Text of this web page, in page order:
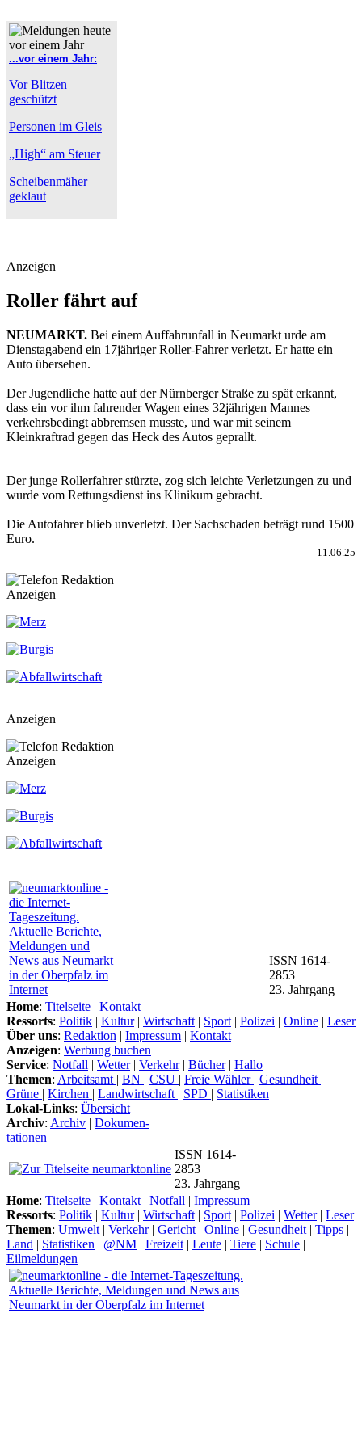
...vor einem Jahr:
Vor Blitzen
geschützt
Personen im Gleis
„High“ am Steuer
Scheibenmäher
geklaut
Anzeigen
Roller fährt auf
NEUMARKT. Bei einem Auffahrunfall in Neumarkt urde am
Dienstagabend ein 17jähriger Roller-Fahrer verletzt. Er hatte ein
Auto übersehen.
Der Jugendliche hatte auf der Nürnberger Straße zu spät erkannt,
dass ein vor ihm fahrender Wagen eines 32jährigen Mannes
verkehrsbedingt abbremsen musste, und war mit seinem
Kleinkraftrad gegen das Heck des Autos geprallt.
Der junge Rollerfahrer stürzte, zog sich leichte Verletzungen zu und
wurde vom Rettungsdienst ins Klinikum gebracht.
Die Autofahrer blieb unverletzt. Der Sachschaden beträgt rund 1500
Euro.
11.06.25
Anzeigen
Anzeigen
Anzeigen
ISSN 1614-
2853
23. Jahrgang
Home: Titelseite | Kontakt
Ressorts: Politik | Kultur| Wirtschaft | Sport | Polizei | Online | Leser
Über uns: Redaktion | Impressum | Kontakt
Anzeigen: Werbung buchen
Service: Notfall | Wetter| Verkehr| Bücher| Hallo
Themen: Arbeitsamt | BN | CSU | Freie Wähler | Gesundheit |
Grüne | Kirchen | Landwirtschaft | SPD | Statistiken
Lokal-Links: Übersicht
Archiv: Archiv | Dokumen-
tationen
ISSN 1614-
2853
23. Jahrgang
Home: Titelseite | Kontakt | Notfall | Impressum
Ressorts: Politik | Kultur| Wirtschaft | Sport | Polizei | Wetter| Leser
Themen: Umwelt | Verkehr| Gericht | Online | Gesundheit | Tipps |
Land | Statistiken | @NM | Freizeit | Leute | Tiere | Schule |
Eilmeldungen